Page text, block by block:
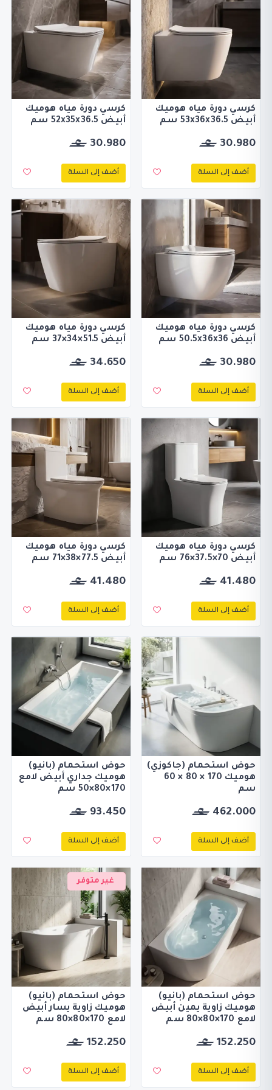
كرسي دورة مياه هوميك
أبيض 53x36x36.5 سم
30.980
أضف إلى السلة
كرسي دورة مياه هوميك
أبيض 52x35x36.5 سم
30.980
أضف إلى السلة
كرسي دورة مياه هوميك
أبيض 50.5x36x36 سم
30.980
أضف إلى السلة
كرسي دورة مياه هوميك
أبيض 51.5×34×37 سم
34.650
أضف إلى السلة
كرسي دورة مياه هوميك
أبيض 70×37.5×76 سم
41.480
أضف إلى السلة
كرسي دورة مياه هوميك
أبيض 77.5×38×71 سم
41.480
أضف إلى السلة
حوض استحمام (جاكوزي)
هوميك 170 × 80 × 60
سم
462.000
أضف إلى السلة
حوض استحمام (بانيو)
هوميك جداري أبيض لامع
170×80×50 سم
93.450
أضف إلى السلة
حوض استحمام (بانيو)
هوميك زاوية يمين أبيض
لامع 170×80×80 سم
152.250
أضف إلى السلة
غير متوفر
حوض استحمام (بانيو)
هوميك زاوية يسار أبيض
لامع 170×80×80 سم
152.250
أضف إلى السلة